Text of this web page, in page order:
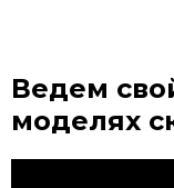
Ведем
моделях